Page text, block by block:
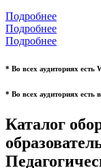
Подробнее
Подробнее
Подробнее
* Во всех аудиториях есть
* Во всех аудиториях есть
Каталог